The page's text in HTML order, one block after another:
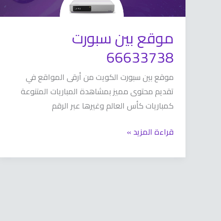
موقع بين سبورت
66633738
موقع بين سبورت الكويت من أرقى المواقع في
تقديم محتوى مميز بمشاهدة المباريات المتنوعة
كمباريات كأس العالم وغيرها عبر الرقم
قراءة المزيد »